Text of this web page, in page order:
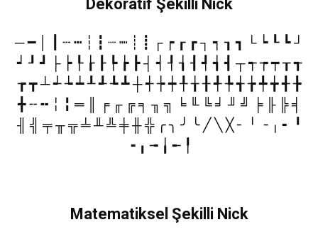
Dekoratif Şekilli Nick
─ ━ │ ┃ ┄ ┅ ┆ ┇ ┈ ┉ ┊ ┋ ┌ ┍ ┎ ┏ ┐ ┑ ┒ ┓ └ ┕ ┖ ┗ ┘
┙ ┚ ┛ ├ ┝ ┞ ┟ ┠ ┡ ┢ ┣ ┤ ┥ ┦ ┧ ┨ ┩ ┪ ┫ ┬ ┭ ┮ ┯ ┰ ┱
┲ ┳ ┴ ┵ ┶ ┷ ┸ ┹ ┺ ┻ ┼ ┽ ┾ ┿ ╀ ╁ ╂ ╃ ╄ ╅ ╆ ╇ ╈ ╉ ╊
╋ ╌ ╍ ╎ ╏ ═ ║ ╒ ╓ ╔ ╕ ╖ ╗ ╘ ╙ ╚ ╛ ╜ ╝ ╞ ╟ ╠ ╡
╢ ╣ ╤ ╥ ╦ ╧ ╨ ╩ ╪ ╫ ╬ ╭ ╮ ╯ ╰ ╱ ╲ ╳ ╴ ╵ ╶ ╷ ╸ ╹
╺ ╻ ╼ ╽ ╾ ╿
Matematiksel Şekilli Nick